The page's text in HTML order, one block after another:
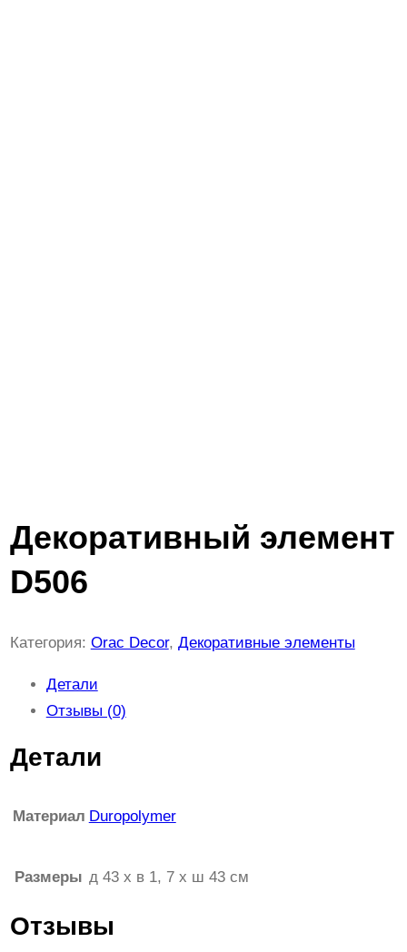
Декоративный элемент
D506
Категория: Orac Decor, Декоративные элементы
Детали
Отзывы (0)
Детали
Материал Duropolymer
Размеры д 43 x в 1, 7 x ш 43 см
Отзывы